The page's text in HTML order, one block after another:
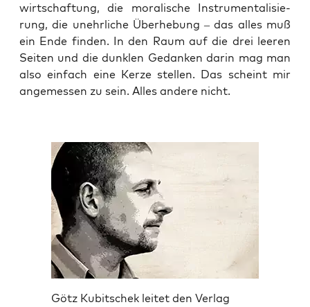
wirt­schaf­tung, die mora­li­sche Instru­men­ta­li­sie­
rung, die unehr­li­che Über­he­bung – das alles muß
ein Ende fin­den. In den Raum auf die drei lee­ren
Sei­ten und die dunk­len Gedan­ken dar­in mag man
also ein­fach eine Ker­ze stel­len. Das scheint mir
ange­mes­sen zu sein. Alles ande­re nicht.
Götz Kubitschek leitet den Verlag